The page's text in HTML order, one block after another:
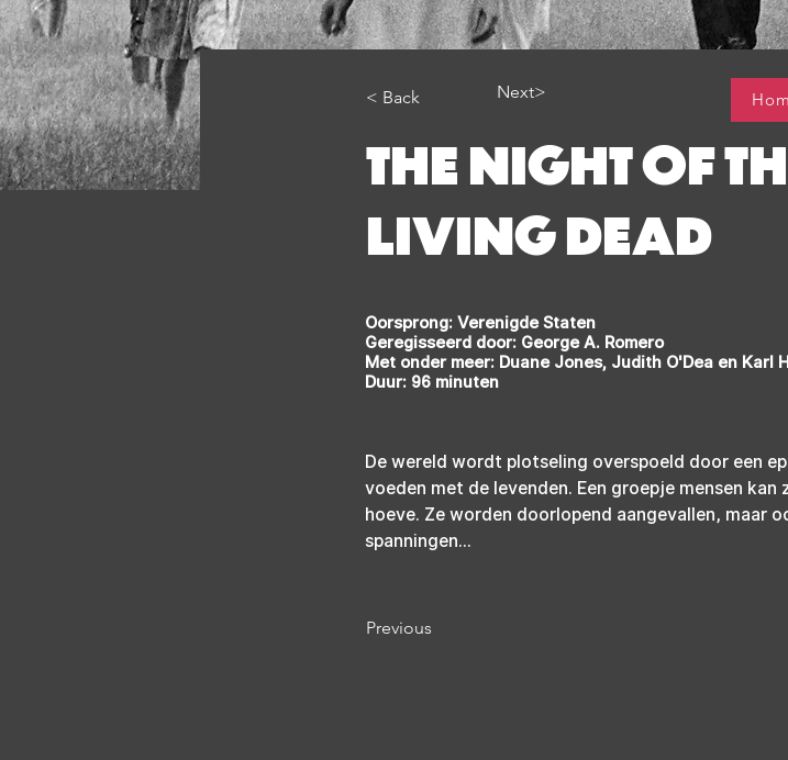
< Back Next>
THE NIGHT OF
LIVING DEAD
Oorsprong: Verenigde Staten
Geregisseerd door: George A. Romero
Met onder meer: Duane Jones, Judith O'Dea en Karl
Duur: 96 minuten
De wereld wordt plotseling overspoeld door een
voeden met de levenden. Een groepje mensen
hoeve. Ze worden doorlopend aangevallen, maar
spanningen...
Previous